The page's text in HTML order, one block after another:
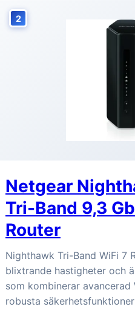
2
Netgear
Tri-Band 9,3
Router
Nighthawk Tri-Band WiFi 7
blixtrande hastigheter och
som kombinerar
robusta säkerhetsfunktioner